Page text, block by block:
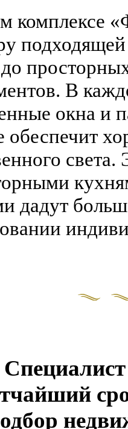
комплексе
В
окна и
обеспечит
дадут